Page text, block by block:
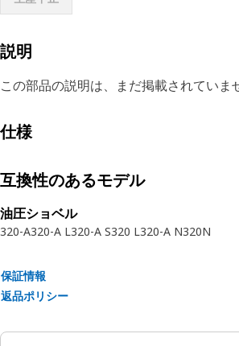
説明
この部品の説明は、まだ掲載されていま
仕様
互換性のあるモデル
油圧ショベル
320-A320-A L320-A S320 L320-A N320N
保証情報
返品ポリシー